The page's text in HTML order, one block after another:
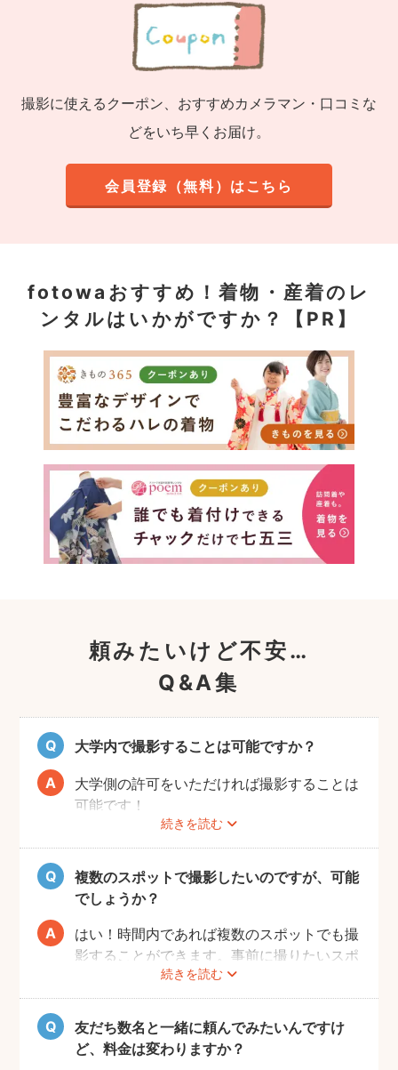
撮影に使えるクーポン、おすすめカメラマン・口コミな
どをいち早くお届け。
会員登録（無料）はこちら
fotowaおすすめ！着物・産着のレ
ンタルはいかがですか？【PR】
頼みたいけど不安…
Q&A集
大学内で撮影することは可能ですか？
続きを読む
大学側の許可をいただければ撮影することは
可能です！
事前にユーザーご自身で必ず大学に撮影可否
のご確認をお願いいたします。
撮影許可の取り方はこちら
複数のスポットで撮影したいのですが、可能
でしょうか？
続きを読む
はい！時間内であれば複数のスポットでも撮
影することができます。事前に撮りたいスポ
ットや時間配分についてフォトグラファーと
相談しておくと当日スムースに撮影できるの
でおすすめです。
友だち数名と一緒に頼んでみたいんですけ
ど、料金は変わりますか？